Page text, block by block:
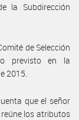
la Subdirección
de Selección
previsto en la
2015.
que el señor
los atributos